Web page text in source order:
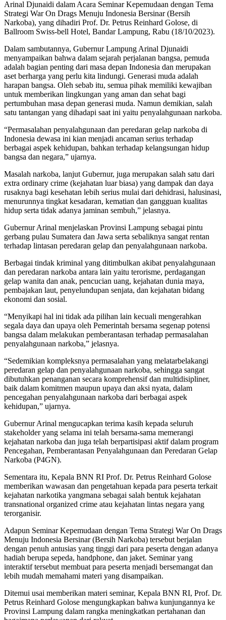
Arinal Djunaidi dalam Acara Seminar Kepemudaan dengan Tema
Strategi War On Drags Menuju Indonesia Bersinar (Bersih
Narkoba), yang dihadiri Prof. Dr. Petrus Reinhard Golose, di
Ballroom Swiss-bell Hotel, Bandar Lampung, Rabu (18/10/2023).
Dalam sambutannya, Gubernur Lampung Arinal Djunaidi
menyampaikan bahwa dalam sejarah perjalanan bangsa, pemuda
adalah bagian penting dari masa depan Indonesia dan merupakan
aset berharga yang perlu kita lindungi. Generasi muda adalah
harapan bangsa. Oleh sebab itu, semua pihak memiliki kewajiban
untuk memberikan lingkungan yang aman dan sehat bagi
pertumbuhan masa depan generasi muda. Namun demikian, salah
satu tantangan yang dihadapi saat ini yaitu penyalahgunaan narkoba.
“Permasalahan penyalahgunaan dan peredaran gelap narkoba di
Indonesia dewasa ini kian menjadi ancaman serius terhadap
berbagai aspek kehidupan, bahkan terhadap kelangsungan hidup
bangsa dan negara,” ujarnya.
Masalah narkoba, lanjut Gubernur, juga merupakan salah satu dari
extra ordinary crime (kejahatan luar biasa) yang dampak dan daya
rusaknya bagi kesehatan lebih serius mulai dari dehidrasi, halusinasi,
menurunnya tingkat kesadaran, kematian dan gangguan kualitas
hidup serta tidak adanya jaminan sembuh,” jelasnya.
Gubernur Arinal menjelaskan Provinsi Lampung sebagai pintu
gerbang pulau Sumatera dan Jawa serta sebaliknya sangat rentan
terhadap lintasan peredaran gelap dan penyalahgunaan narkoba.
Berbagai tindak kriminal yang ditimbulkan akibat penyalahgunaan
dan peredaran narkoba antara lain yaitu terorisme, perdagangan
gelap wanita dan anak, pencucian uang, kejahatan dunia maya,
pembajakan laut, penyelundupan senjata, dan kejahatan bidang
ekonomi dan sosial.
“Menyikapi hal ini tidak ada pilihan lain kecuali mengerahkan
segala daya dan upaya oleh Pemerintah bersama segenap potensi
bangsa dalam melakukan pemberantasan terhadap permasalahan
penyalahgunaan narkoba,” jelasnya.
“Sedemikian kompleksnya permasalahan yang melatarbelakangi
peredaran gelap dan penyalahgunaan narkoba, sehingga sangat
dibutuhkan penanganan secara komprehensif dan multidisipliner,
baik dalam komitmen maupun upaya dan aksi nyata, dalam
pencegahan penyalahgunaan narkoba dari berbagai aspek
kehidupan,” ujarnya.
Gubernur Arinal mengucapkan terima kasih kepada seluruh
stakeholder yang selama ini telah bersama-sama memerangi
kejahatan narkoba dan juga telah berpartisipasi aktif dalam program
Pencegahan, Pemberantasan Penyalahgunaan dan Peredaran Gelap
Narkoba (P4GN).
Sementara itu, Kepala BNN RI Prof. Dr. Petrus Reinhard Golose
memberikan wawasan dan pengetahuan kepada para peserta terkait
kejahatan narkotika yangmana sebagai salah bentuk kejahatan
transnational organized crime atau kejahatan lintas negara yang
terorganisir.
Adapun Seminar Kepemudaan dengan Tema Strategi War On Drags
Menuju Indonesia Bersinar (Bersih Narkoba) tersebut berjalan
dengan penuh antusias yang tinggi dari para peserta dengan adanya
hadiah berupa sepeda, handphone, dan jaket. Seminar yang
interaktif tersebut membuat para peserta menjadi bersemangat dan
lebih mudah memahami materi yang disampaikan.
Ditemui usai memberikan materi seminar, Kepala BNN RI, Prof. Dr.
Petrus Reinhard Golose mengungkapkan bahwa kunjungannya ke
Provinsi Lampung dalam rangka meningkatkan pertahanan dan